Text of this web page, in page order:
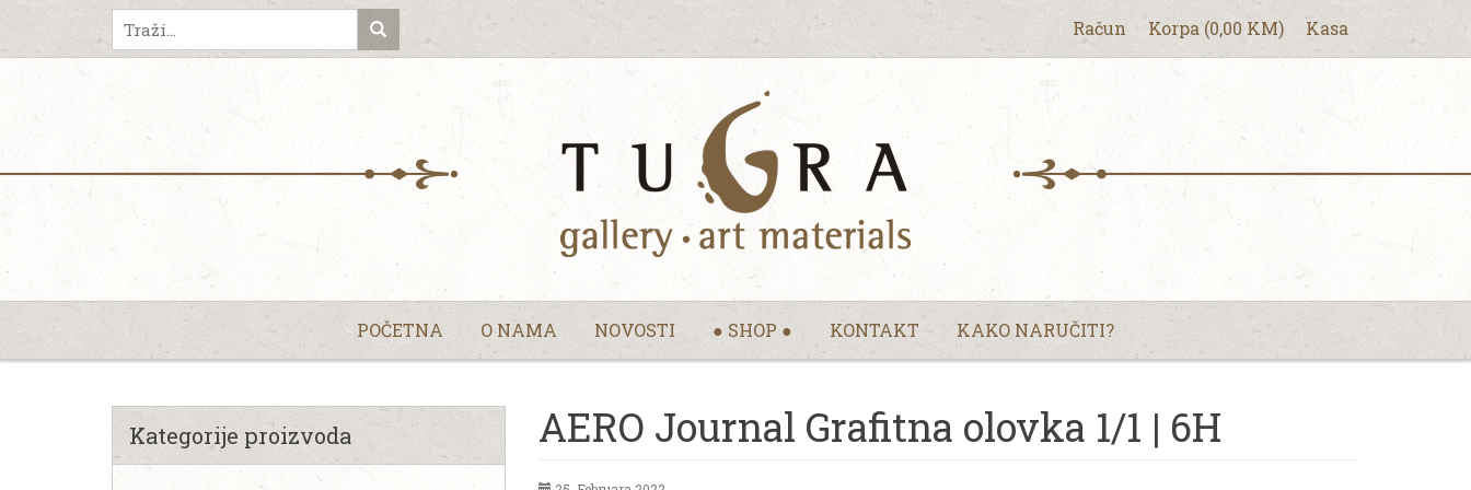
Račun Korpa (0,00 KM) Kasa
POČETNA O NAMA NOVOSTI ● SHOP ● KONTAKT KAKO NARUČITI?
AERO Journal Grafitna olovka 1/1 | 6H
Kategorije proizvoda